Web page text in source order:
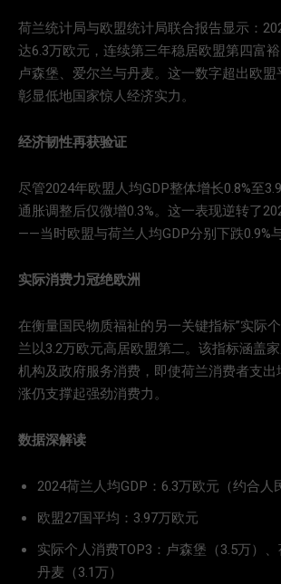
荷兰统计局与欧盟统计局联合报告显示：
达6.3万欧元，连续第三年稳居欧盟第四富
卢森堡、爱尔兰与丹麦。这一数字超出欧盟
彰显低地国家惊人经济实力。
经济韧性再获验证
尽管2024年欧盟人均GDP整体增长0.8%至
通胀调整后仅微增0.3%。这一表现逆转了
——当时欧盟与荷兰人均GDP分别下跌0.9%与
实际消费力冠绝欧洲
在衡量国民物质福祉的另一关键指标”实际
兰以3.2万欧元高居欧盟第二。该指标涵盖
机构及政府服务消费，即使荷兰消费者支
涨仍支撑起强劲消费力。
数据深解读
2024荷兰人均GDP：6.3万欧元（约合人
欧盟27国平均：3.97万欧元
实际个人消费TOP3：卢森堡（3.5万）、
丹麦（3.1万）